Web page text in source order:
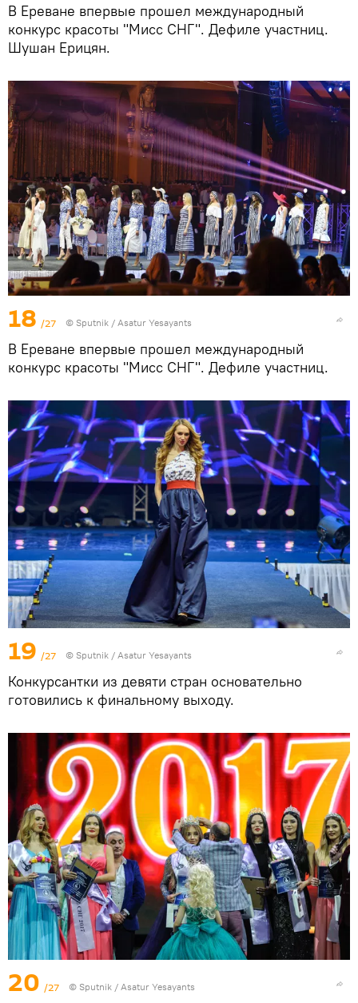
В Ереване впервые прошел международный
конкурс красоты "Мисс СНГ". Дефиле участниц.
Шушан Ерицян.
18 /27 © Sputnik / Asatur Yesayants
В Ереване впервые прошел международный
конкурс красоты "Мисс СНГ". Дефиле участниц.
19 /27 © Sputnik / Asatur Yesayants
Конкурсантки из девяти стран основательно
готовились к финальному выходу.
20 /27 © Sputnik / Asatur Yesayants